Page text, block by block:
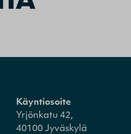
Käyntiosoite
Yrjönkatu 42,
40100 Jyväskylä